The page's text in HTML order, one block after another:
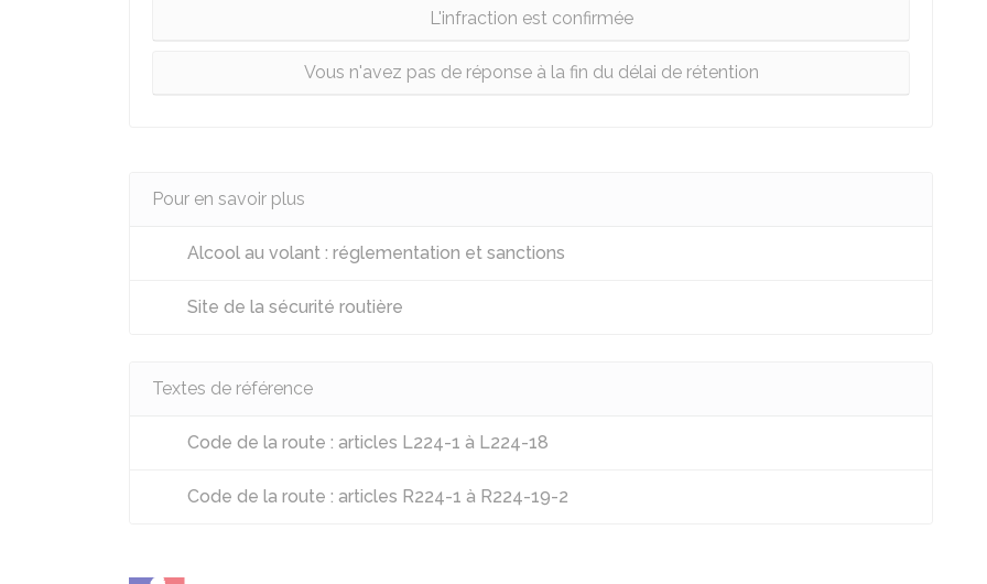
L'infraction est confirmée
Vous n'avez pas de réponse à la fin du délai de rétention
Pour en savoir plus
Alcool au volant : réglementation et sanctions
Site de la sécurité routière
Textes de référence
Code de la route : articles L224-1 à L224-18
Code de la route : articles R224-1 à R224-19-2